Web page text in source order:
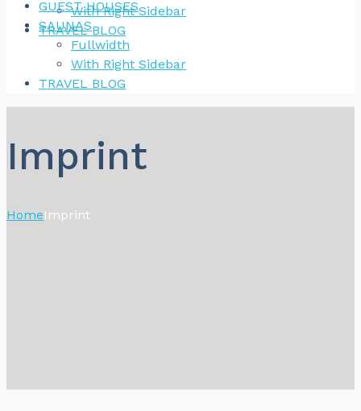
With Right Sidebar
TRAVEL BLOG
GUEST HOUSES
SAUNAS
Fullwidth
With Right Sidebar
TRAVEL BLOG
Imprint
HomeImprint